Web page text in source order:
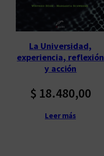
La Universidad,
experiencia, reflexión
y acción
$ 18.480,00
Leer más